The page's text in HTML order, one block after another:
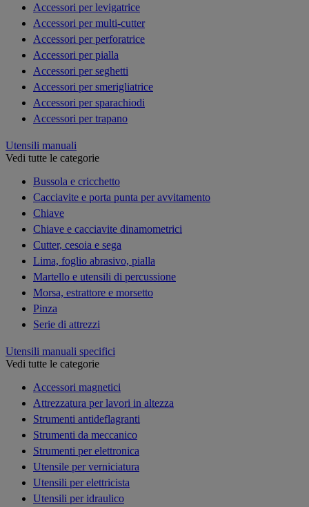
Accessori per levigatrice
Accessori per multi-cutter
Accessori per perforatrice
Accessori per pialla
Accessori per seghetti
Accessori per smerigliatrice
Accessori per sparachiodi
Accessori per trapano
Utensili manuali
Vedi tutte le categorie
Bussola e cricchetto
Cacciavite e porta punta per avvitamento
Chiave
Chiave e cacciavite dinamometrici
Cutter, cesoia e sega
Lima, foglio abrasivo, pialla
Martello e utensili di percussione
Morsa, estrattore e morsetto
Pinza
Serie di attrezzi
Utensili manuali specifici
Vedi tutte le categorie
Accessori magnetici
Attrezzatura per lavori in altezza
Strumenti antideflagranti
Strumenti da meccanico
Strumenti per elettronica
Utensile per verniciatura
Utensili per elettricista
Utensili per idraulico